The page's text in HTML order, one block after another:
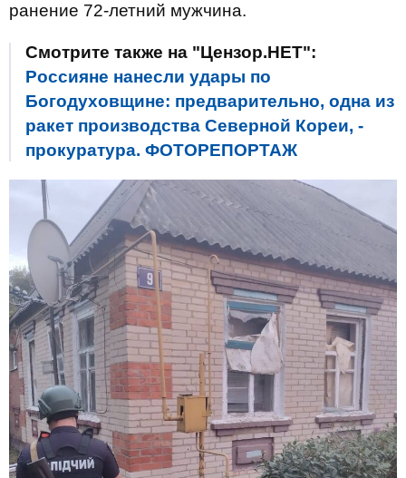
ранение 72-летний мужчина.
Смотрите также на "Цензор.НЕТ":
Россияне нанесли удары по
Богодуховщине: предварительно, одна из
ракет производства Северной Кореи, -
прокуратура. ФОТОРЕПОРТАЖ